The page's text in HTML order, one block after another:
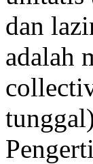
dan
adalah